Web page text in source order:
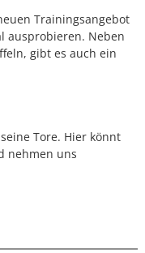
Trainingsangebot
ausprobieren. Neben
gibt es auch ein
Tore. Hier könnt
nehmen uns